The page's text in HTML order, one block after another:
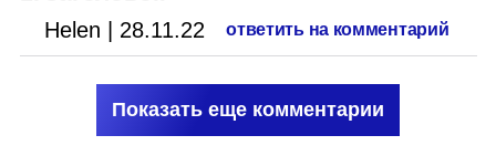
Helen 28.11.22 ответить на комментарий
Показать еще комментарии